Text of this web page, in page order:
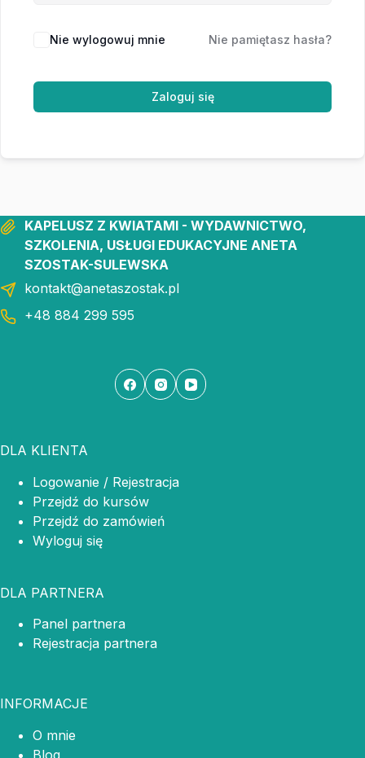
Nie wylogowuj mnie Nie pamiętasz hasła?
Zaloguj się
KAPELUSZ Z KWIATAMI - WYDAWNICTWO,
SZKOLENIA, USŁUGI EDUKACYJNE ANETA
SZOSTAK-SULEWSKA
kontakt@anetaszostak.pl
+48 884 299 595
DLA KLIENTA
Logowanie / Rejestracja
Przejdź do kursów
Przejdź do zamówień
Wyloguj się
DLA PARTNERA
Panel partnera
Rejestracja partnera
INFORMACJE
O mnie